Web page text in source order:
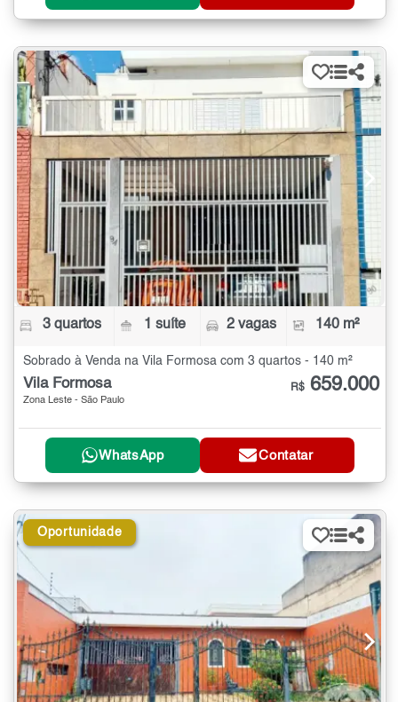
3 quartos 1 suíte 2 vagas 140 m²
Sobrado à Venda na Vila Formosa com 3 quartos - 140 m²
Vila Formosa
Zona Leste - São Paulo
R$ 659.000
WhatsApp Contatar
Oportunidade